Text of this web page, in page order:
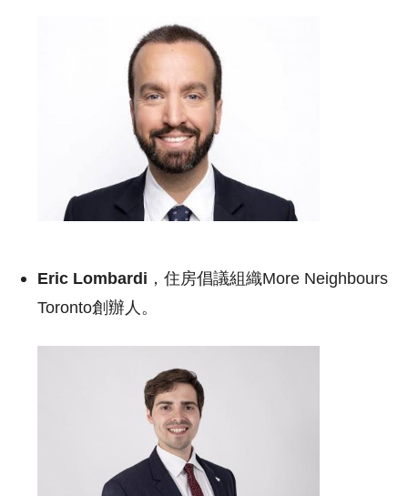
Eric Lombardi ，住房倡議組織More Neighbours
Toronto創辦人。